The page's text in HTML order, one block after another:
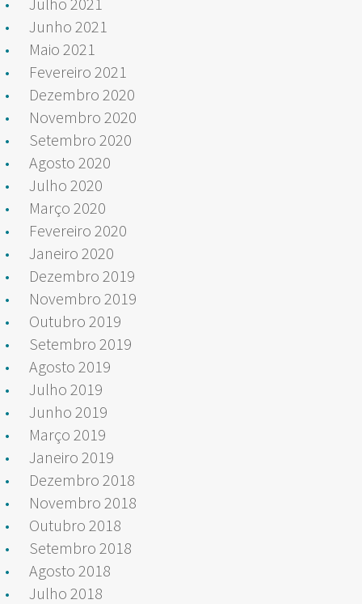
Junho 2021
Maio 2021
Fevereiro 2021
Dezembro 2020
Novembro 2020
Setembro 2020
Agosto 2020
Julho 2020
Março 2020
Fevereiro 2020
Janeiro 2020
Dezembro 2019
Novembro 2019
Outubro 2019
Setembro 2019
Agosto 2019
Julho 2019
Junho 2019
Março 2019
Janeiro 2019
Dezembro 2018
Novembro 2018
Outubro 2018
Setembro 2018
Agosto 2018
Julho 2018